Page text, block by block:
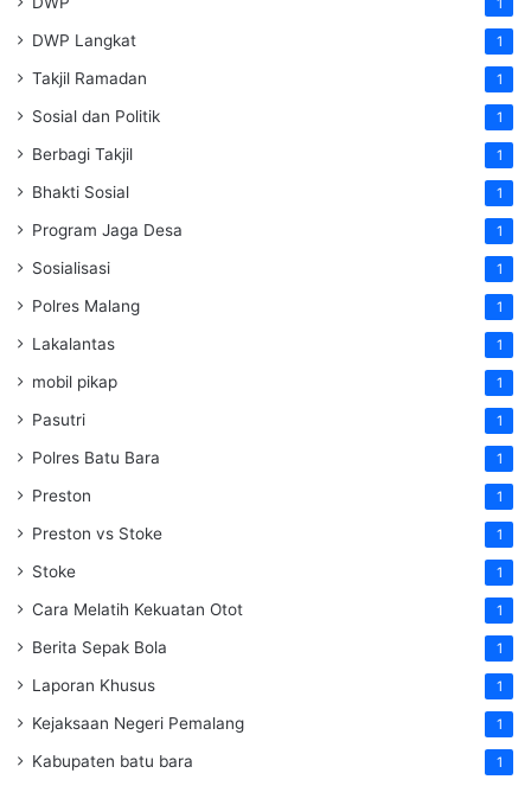
1
DWP Langkat 1
Takjil Ramadan 1
Sosial dan Politik 1
Berbagi Takjil 1
Bhakti Sosial 1
Program Jaga Desa 1
Sosialisasi 1
Polres Malang 1
Lakalantas 1
mobil pikap 1
Pasutri 1
Polres Batu Bara 1
Preston 1
Preston vs Stoke 1
Stoke 1
Cara Melatih Kekuatan Otot 1
Berita Sepak Bola 1
Laporan Khusus 1
Kejaksaan Negeri Pemalang 1
Kabupaten batu bara 1